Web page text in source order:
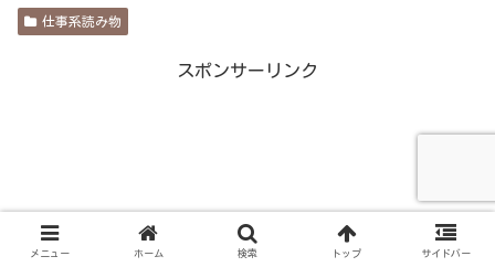
仕事系読み物
スポンサーリンク
メニュー ホーム 検索 トップ サイドバー